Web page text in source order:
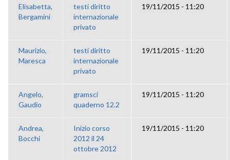
Elisabetta,
Bergamini
testi diritto
internazionale
privato
19/11/2015 - 11:20
Maurizio,
Maresca
testi diritto
internazionale
privato
19/11/2015 - 11:20
Angelo,
Gaudio
gramsci
quaderno 12.2
19/11/2015 - 11:20
Andrea,
Bocchi
Inizio corso
2012 il 24
ottobre 2012
19/11/2015 - 11:20